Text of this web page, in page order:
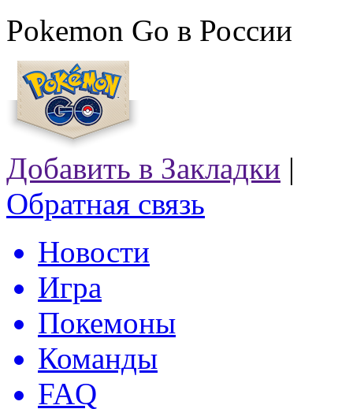
Pokemon Go в России
Добавить в Закладки |
Обратная связь
Новости
Игра
Покемоны
Команды
FAQ